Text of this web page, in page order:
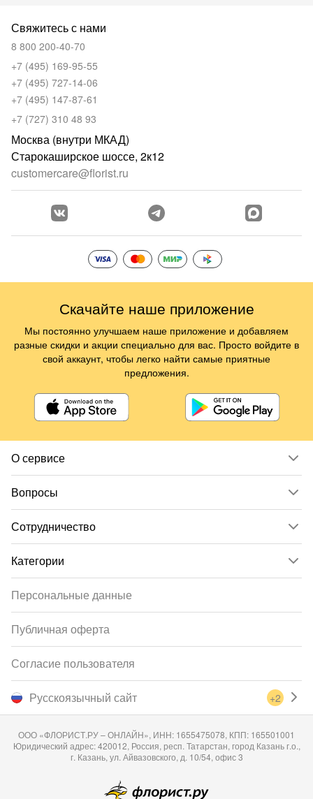
О сервисе
Вопросы
Сотрудничество
Категории
Свяжитесь с нами
8 800 200-40-70
+7 (495) 169-95-55
+7 (495) 727-14-06
+7 (495) 147-87-61
+7 (727) 310 48 93
Москва (внутри МКАД)
Старокаширское шоссе, 2к12
customercare@florist.ru
Русскоязычный сайт +2
Персональные данные
Публичная оферта
Согласие пользователя
ООО «ФЛОРИСТ.РУ – ОНЛАЙН», ИНН: 1655475078, КПП: 165501001
Юридический адрес: 420012, Россия, респ. Татарстан, город Казань г.о.,
г. Казань, ул. Айвазовского, д. 10/54, офис 3
Скачайте наше приложение
Мы постоянно улучшаем наше приложение и добавляем
разные скидки и акции специально для вас. Просто войдите в
свой аккаунт, чтобы легко найти самые приятные
предложения.